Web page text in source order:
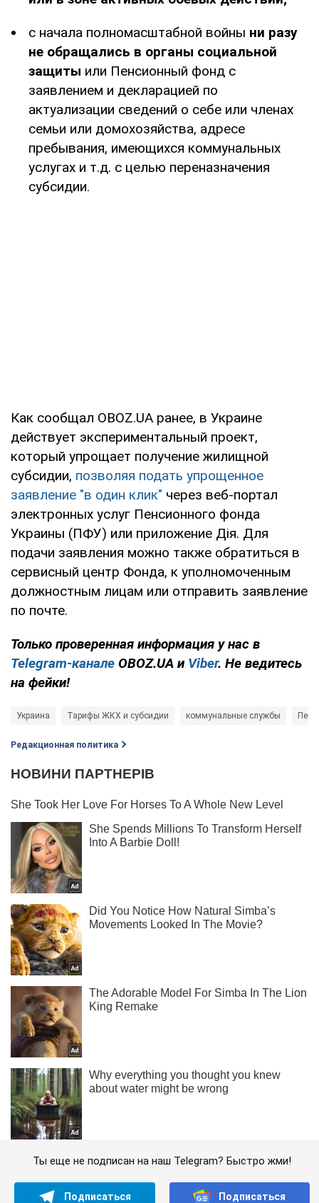
с начала полномасштабной войны ни разу
не обращались в органы социальной
защиты или Пенсионный фонд с
заявлением и декларацией по
актуализации сведений о себе или членах
семьи или домохозяйства, адресе
пребывания, имеющихся коммунальных
услугах и т.д. с целью переназначения
субсидии.
Как сообщал OBOZ.UA ранее, в Украине
действует экспериментальный проект,
который упрощает получение жилищной
субсидии, позволяя подать упрощенное
заявление "в один клик" через веб-портал
электронных услуг Пенсионного фонда
Украины (ПФУ) или приложение Дія. Для
подачи заявления можно также обратиться в
сервисный центр Фонда, к уполномоченным
должностным лицам или отправить заявление
по почте.
Только проверенная информация у нас в
Telegram-канале OBOZ.UA и Viber. Не ведитесь
на фейки!
Украина Тарифы ЖКХ и субсидии коммунальные службы
Редакционная политика
Ты еще не подписан на наш Telegram? Быстро жми!
Подписаться Подписаться